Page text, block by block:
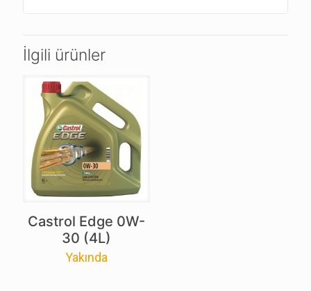
İlgili ürünler
Castrol Edge 0W-
30 (4L)
Yakında